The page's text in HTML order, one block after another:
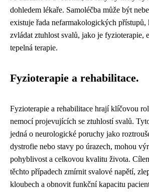
dohledem lékaře. Samoléčba může být
existuje řada nefarmakologických přístupů,
zvládat ztuhlost svalů, jako je fyzioterapie,
tepelná terapie.
Fyzioterapie a rehabilitace.
Fyzioterapie a rehabilitace hrají klíčovou
nemocí projevujících se ztuhlostí svalů.
jedná o neurologické poruchy jako
dystrofie nebo stavy po úrazech, mohou
pohyblivost a celkovou kvalitu života.
těchto případech zmírnit svalové napětí,
kloubech a obnovit funkční kapacitu